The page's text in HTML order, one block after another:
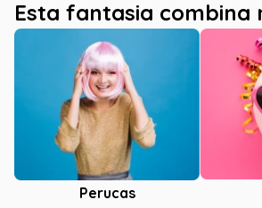
Esta fantasia combina
Perucas